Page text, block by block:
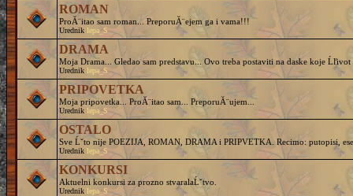
ROMAN
ProĂ¨itao sam roman... PreporuĂ¨ejem ga i vama!!!
Urednik lepa_S
DRAMA
Moja Drama... Gledao sam predstavu... Ovo treba postaviti na daske koje Ĺľivot
Urednik lepa_S
PRIPOVETKA
Moja pripovetka... ProĂ¨itao sam... PreporuĂ¨ujem...
Urednik lepa_S
OSTALO
Sve Ĺˇto nije POEZIJA, ROMAN, DRAMA i PRIPVETKA. Recimo: putopisi,
Urednik lepa_S
KONKURSI
Aktuelni konkursi za prozno stvaralaĹˇtvo.
Urednik lepa_S